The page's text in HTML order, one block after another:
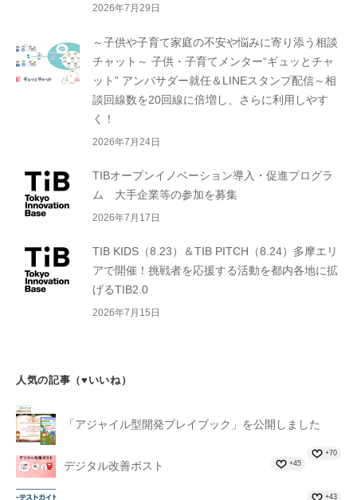
2026年7月29日
～子供や子育て家庭の不安や悩みに寄り添う相談
チャット～ 子供・子育てメンター“ギュッとチャ
ット” アンバサダー就任＆LINEスタンプ配信～相
談回線数を20回線に倍増し、さらに利用しやす
く！
2026年7月24日
TIBオープンイノベーション導入・促進プログラ
ム 大手企業等の参加を募集
2026年7月17日
TIB KIDS（8.23）＆TIB PITCH（8.24）多摩エリ
アで開催！挑戦者を応援する活動を都内各地に拡
げるTIB2.0
2026年7月15日
人気の記事（♥いいね）
「アジャイル型開発プレイブック」を公開しました
+70
デジタル改善ポスト +45
+43